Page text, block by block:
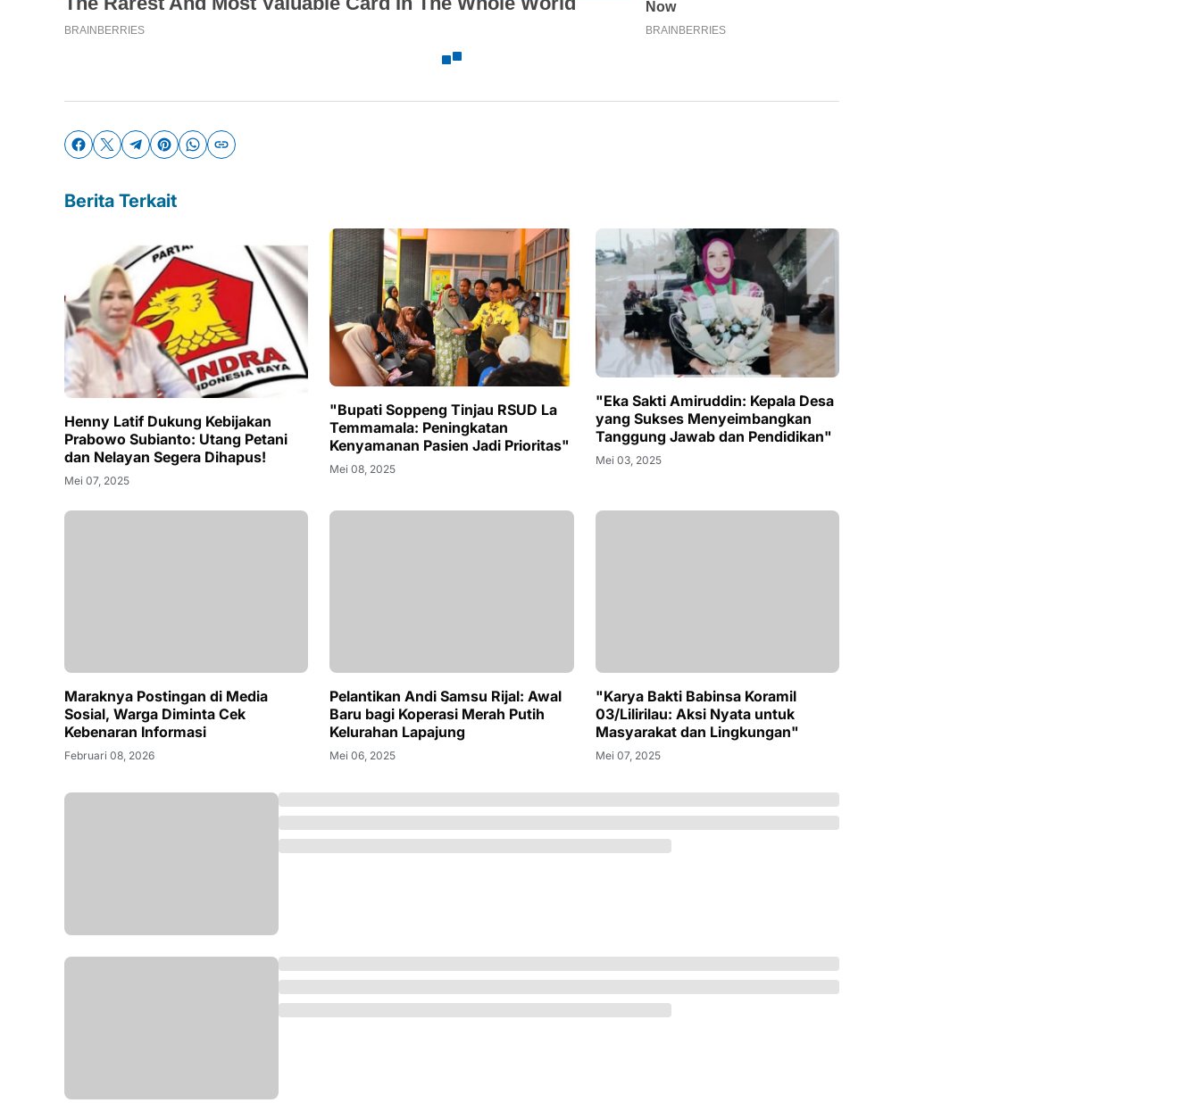
Berita Terkait
Henny Latif Dukung Kebijakan
Prabowo Subianto: Utang Petani
dan Nelayan Segera Dihapus!
Mei 07, 2025
"Bupati Soppeng Tinjau RSUD La
Temmamala: Peningkatan
Kenyamanan Pasien Jadi Prioritas"
Mei 08, 2025
"Eka Sakti Amiruddin: Kepala Desa
yang Sukses Menyeimbangkan
Tanggung Jawab dan Pendidikan"
Mei 03, 2025
Maraknya Postingan di Media
Sosial, Warga Diminta Cek
Kebenaran Informasi
Februari 08, 2026
Pelantikan Andi Samsu Rijal: Awal
Baru bagi Koperasi Merah Putih
Kelurahan Lapajung
Mei 06, 2025
"Karya Bakti Babinsa Koramil
03/Lilirilau: Aksi Nyata untuk
Masyarakat dan Lingkungan"
Mei 07, 2025